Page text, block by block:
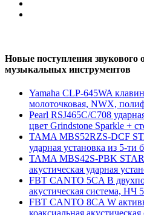
Новые поступления звукового
музыкальных инструментов
Yamaha CLP-645WA
молоточковая, NWX,
Pearl RSJ465C/C708
цвет Grindstone Sparkle +
TAMA MBS52RZS-DCF
ударная установка из 5-ти
TAMA MBS42S-PBK
акустическая ударная
FBT CANTO 5CA B
акустическая система,
FBT CANTO 8CA W